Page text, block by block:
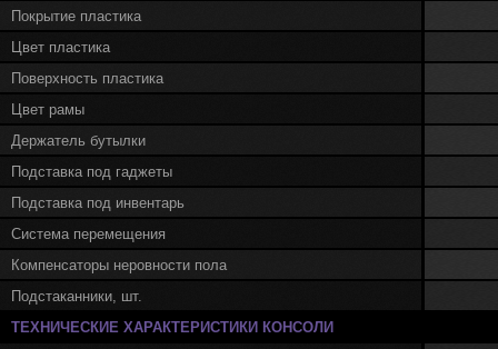
Покрытие пластика
Цвет пластика
Поверхность пластика
Цвет рамы
Держатель бутылки
Подставка под гаджеты
Подставка под инвентарь
Система перемещения
Компенсаторы неровности пола
Подстаканники, шт.
ТЕХНИЧЕСКИЕ ХАРАКТЕРИСТИКИ КОНСОЛИ